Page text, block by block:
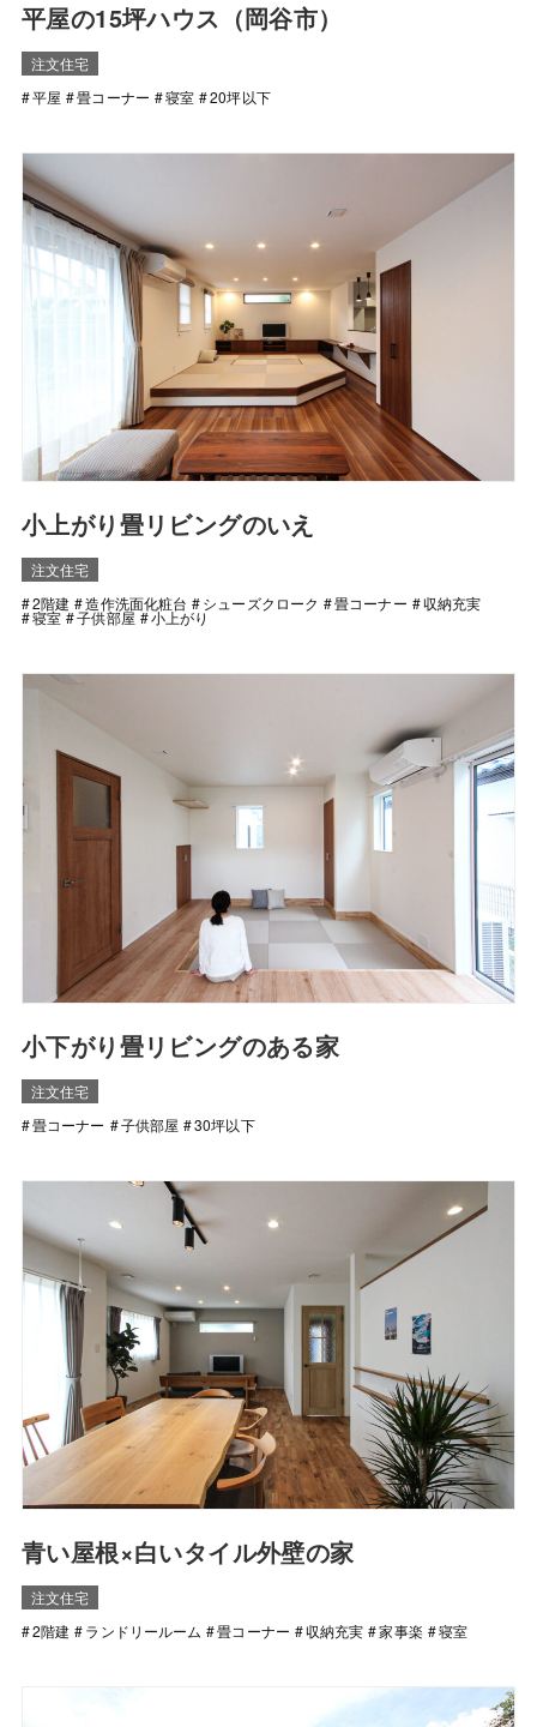
平屋の15坪ハウス（岡谷市）
注文住宅
平屋
畳コーナー 寝室 20坪以下
小上がり畳リビングのいえ
注文住宅
2階建
造作洗面化粧台 シューズクローク 畳コーナー 収納充実
寝室 子供部屋 小上がり
小下がり畳リビングのある家
注文住宅
畳コーナー
子供部屋 30坪以下
青い屋根×白いタイル外壁の家
注文住宅
2階建
ランドリールーム 畳コーナー 収納充実 家事楽 寝室